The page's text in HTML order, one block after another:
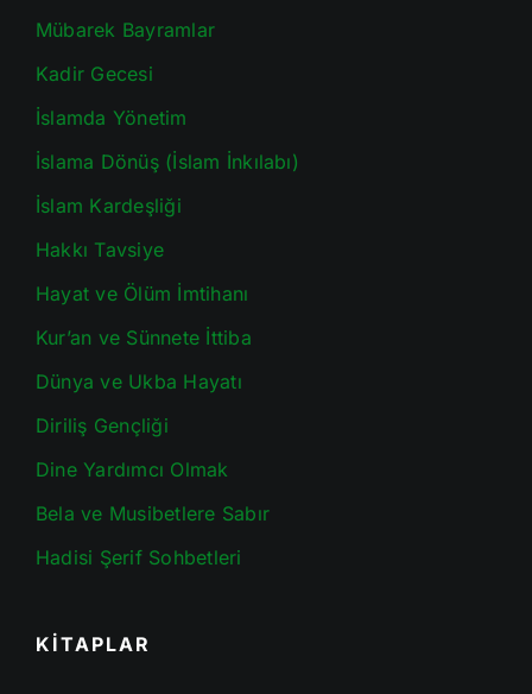
Mübarek Bayramlar
Kadir Gecesi
İslamda Yönetim
İslama Dönüş (İslam İnkılabı)
İslam Kardeşliği
Hakkı Tavsiye
Hayat ve Ölüm İmtihanı
Kur’an ve Sünnete İttiba
Dünya ve Ukba Hayatı
Diriliş Gençliği
Dine Yardımcı Olmak
Bela ve Musibetlere Sabır
Hadisi Şerif Sohbetleri
KİTAPLAR